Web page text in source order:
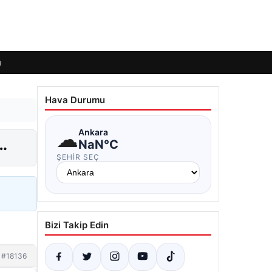
#18136
Hava Durumu
☁Ankara
NaN°C
ŞEHIR SEÇ
Bizi Takip Edin